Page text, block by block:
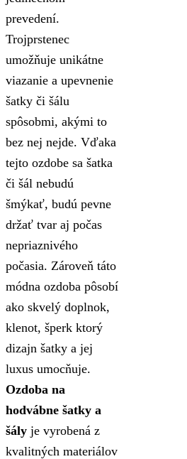
prevedení.
Trojprstenec
umožňuje unikátne
viazanie a upevnenie
šatky či šálu
spôsobmi, akými to
bez nej nejde. Vďaka
tejto ozdobe sa šatka
či šál nebudú
šmýkať, budú pevne
držať tvar aj počas
nepriaznivého
počasia. Zároveň táto
módna ozdoba pôsobí
ako skvelý doplnok,
klenot, šperk ktorý
dizajn šatky a jej
luxus umocňuje.
Ozdoba na
hodvábne šatky a
šály je vyrobená z
kvalitných materiálov